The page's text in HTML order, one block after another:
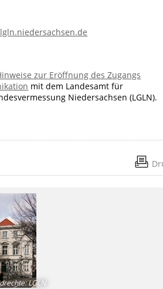
zur Eröffnung des Zugangs
mit dem Landesamt für
Niedersachsen (LGLN).
:LGLN